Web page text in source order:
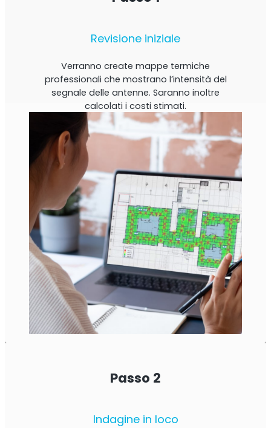
Revisione iniziale
Verranno create mappe termiche
professionali che mostrano l’intensità del
segnale delle antenne. Saranno inoltre
calcolati i costi stimati.
Passo 2
Indagine in loco